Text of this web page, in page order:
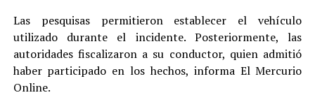
Las pesquisas permitieron establecer el vehículo
utilizado durante el incidente. Posteriormente, las
autoridades fiscalizaron a su conductor, quien admitió
haber participado en los hechos, informa El Mercurio
Online.